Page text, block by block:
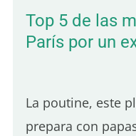
Top 5 de las
París por un
La poutine, este
prepara con